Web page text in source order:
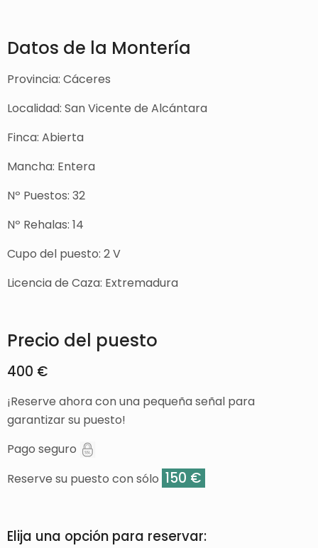
Datos de la Montería
Provincia: Cáceres
Localidad: San Vicente de Alcántara
Finca: Abierta
Mancha: Entera
Nº Puestos: 32
Nº Rehalas: 14
Cupo del puesto: 2 V
Licencia de Caza: Extremadura
Precio del puesto
400 €
¡Reserve ahora con una pequeña señal para
garantizar su puesto!
Pago seguro
Reserve su puesto con sólo 150 €
Elija una opción para reservar: